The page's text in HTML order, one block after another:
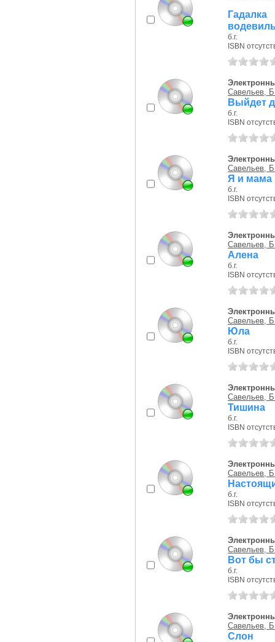
б.г.
ISBN
Савельев,
Выйдет
б.г.
ISBN
Савельев,
Я и мама
б.г.
ISBN
Савельев,
Алена
б.г.
ISBN
Савельев,
Юла
б.г.
ISBN
Савельев,
Тишина
б.г.
ISBN
Савельев,
б.г.
ISBN
Савельев,
Вот бы
б.г.
ISBN
Савельев,
Слон